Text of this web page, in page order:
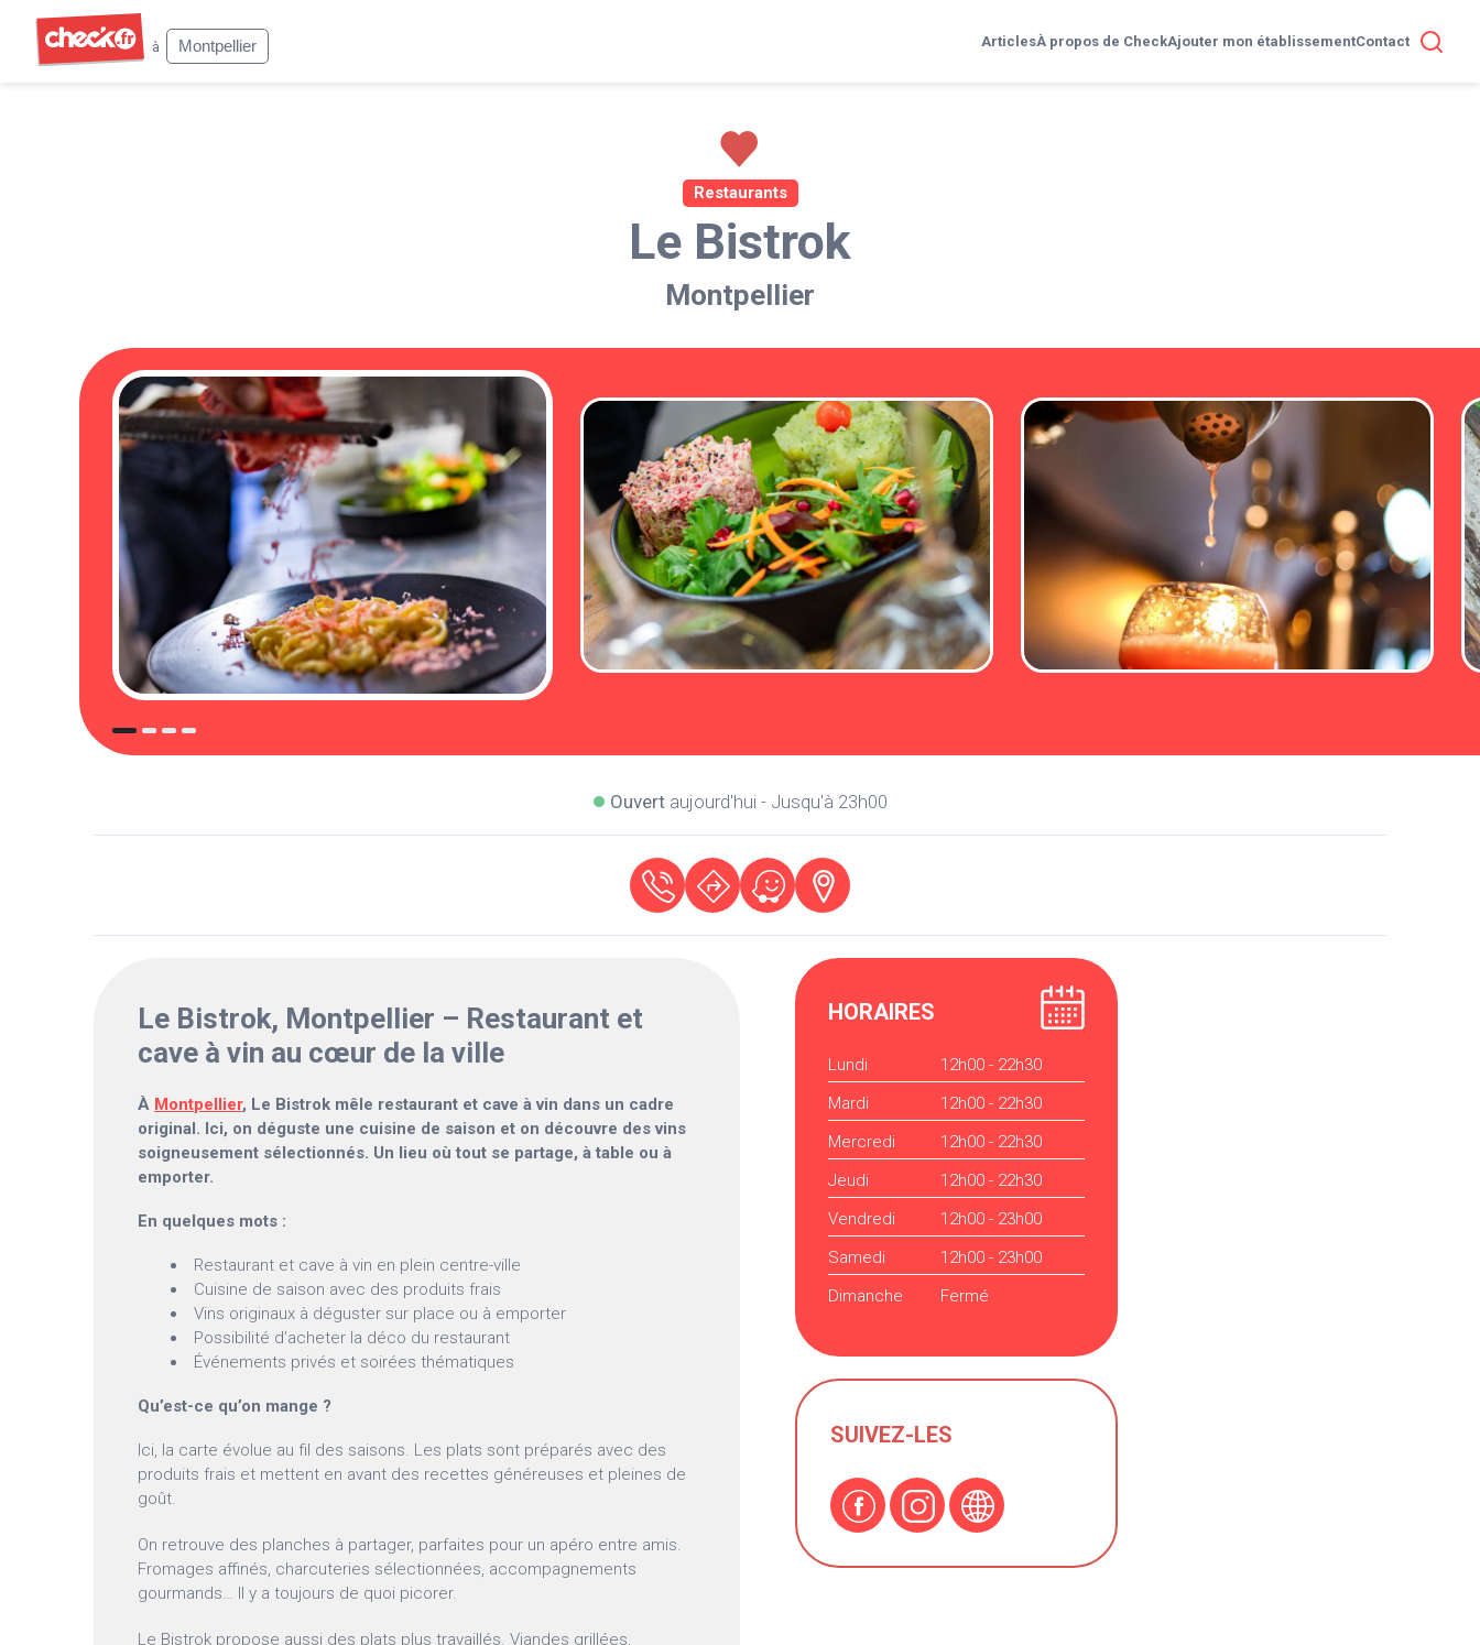
à
Montpellier ArticlesÀ propos de CheckAjouter mon établissementContact
Restaurants
Le Bistrok
Montpellier
Ouvertaujourd'hui - Jusqu'à 23h00
Le Bistrok, Montpellier – Restaurant et
cave à vin au cœur de la ville
À Montpellier, Le Bistrok mêle restaurant et cave à vin dans un cadre
original. Ici, on déguste une cuisine de saison et on découvre des vins
soigneusement sélectionnés. Un lieu où tout se partage, à table ou à
emporter.
En quelques mots :
Restaurant et cave à vin en plein centre-ville
Cuisine de saison avec des produits frais
Vins originaux à déguster sur place ou à emporter
Possibilité d’acheter la déco du restaurant
Événements privés et soirées thématiques
Qu’est-ce qu’on mange ?
Ici, la carte évolue au fil des saisons. Les plats sont préparés avec des
produits frais et mettent en avant des recettes généreuses et pleines de
goût.
On retrouve des planches à partager, parfaites pour un apéro entre amis.
Fromages affinés, charcuteries sélectionnées, accompagnements
gourmands… Il y a toujours de quoi picorer.
Le Bistrok propose aussi des plats plus travaillés. Viandes grillées,
HORAIRES
Lundi
12h00 - 22h30
Mardi
12h00 - 22h30
Mercredi
12h00 - 22h30
Jeudi
12h00 - 22h30
Vendredi
12h00 - 23h00
Samedi
12h00 - 23h00
Dimanche
Fermé
SUIVEZ-LES